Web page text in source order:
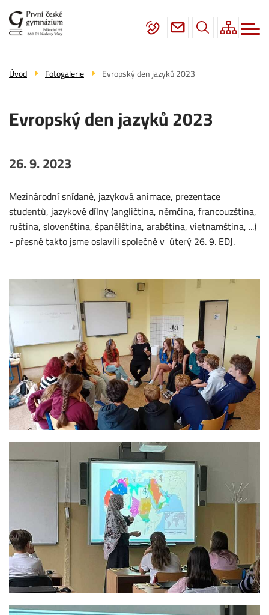
Přejít
hlavnímu
Menu
navigace
Škola
Studium
Kontakty
Úvod Fotogalerie Evropský den jazyků 2023
Evropský den jazyků 2023
26. 9. 2023
Mezinárodní snídaně, jazyková animace, prezentace
studentů, jazykové dílny (angličtina, němčina, francouzština,
ruština, slovenština, španělština, arabština, vietnamština, ...)
- přesně takto jsme oslavili společně v úterý 26. 9. EDJ.